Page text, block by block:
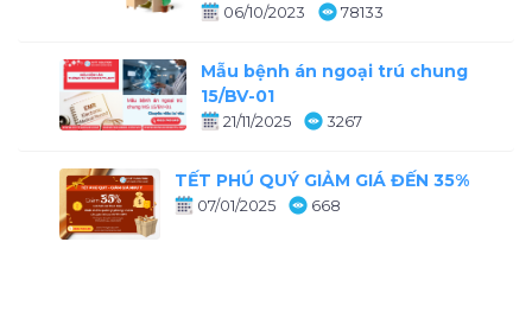
06/10/2023 78133
Mẫu bệnh án ngoại trú chung
15/BV-01
21/11/2025 3267
TẾT PHÚ QUÝ GIẢM GIÁ ĐẾN 35%
07/01/2025 668